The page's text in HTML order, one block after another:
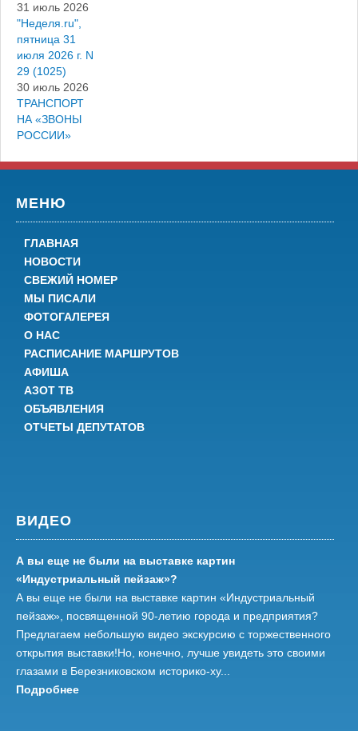
31 июль 2026
"Неделя.ru",
пятница 31
июля 2026 г. N
29 (1025)
30 июль 2026
ТРАНСПОРТ
НА «ЗВОНЫ
РОССИИ»
МЕНЮ
ГЛАВНАЯ
НОВОСТИ
СВЕЖИЙ НОМЕР
МЫ ПИСАЛИ
ФОТОГАЛЕРЕЯ
О НАС
РАСПИСАНИЕ МАРШРУТОВ
АФИША
АЗОТ ТВ
ОБЪЯВЛЕНИЯ
ОТЧЕТЫ ДЕПУТАТОВ
ВИДЕО
А вы еще не были на выставке картин
«Индустриальный пейзаж»?
А вы еще не были на выставке картин «Индустриальный
пейзаж», посвященной 90-летию города и предприятия?
Предлагаем небольшую видео экскурсию с торжественного
открытия выставки!Но, конечно, лучше увидеть это своими
глазами в Березниковском историко-ху...
Подробнее